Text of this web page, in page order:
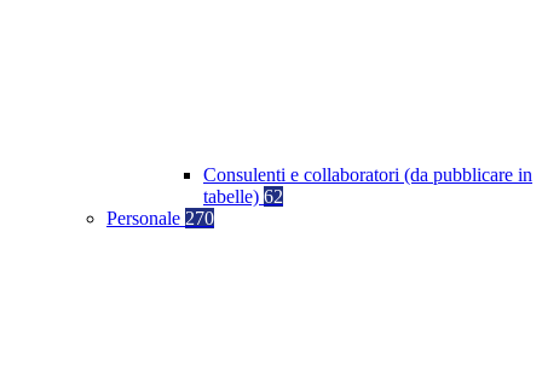
Consulenti e collaboratori (da pubblicare in
tabelle) 62
Personale 270